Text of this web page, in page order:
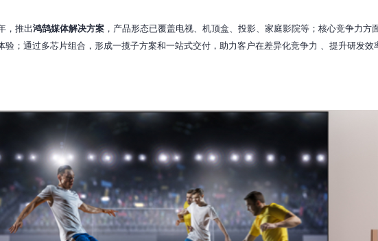
，推出鸿鹄媒体解决方案 ，产品形态已覆盖电视、机顶盒、投影、家庭影院等；核心竞争力
验；通过多芯片组合，形成一揽子方案和一站式交付，助力客户在差异化竞争力 、提升研发效